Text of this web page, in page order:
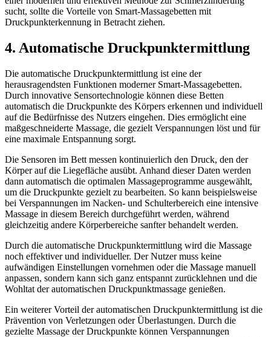
sucht, sollte die Vorteile von Smart-Massagebetten mit
Druckpunkterkennung in Betracht ziehen.
4. Automatische Druckpunktermittlung
Die automatische Druckpunktermittlung ist eine der
herausragendsten Funktionen moderner Smart-Massagebetten.
Durch innovative Sensortechnologie können diese Betten
automatisch die Druckpunkte des Körpers erkennen und individuell
auf die Bedürfnisse des Nutzers eingehen. Dies ermöglicht eine
maßgeschneiderte Massage, die gezielt Verspannungen löst und für
eine maximale Entspannung sorgt.
Die Sensoren im Bett messen kontinuierlich den Druck, den der
Körper auf die Liegefläche ausübt. Anhand dieser Daten werden
dann automatisch die optimalen Massageprogramme ausgewählt,
um die Druckpunkte gezielt zu bearbeiten. So kann beispielsweise
bei Verspannungen im Nacken- und Schulterbereich eine intensive
Massage in diesem Bereich durchgeführt werden, während
gleichzeitig andere Körperbereiche sanfter behandelt werden.
Durch die automatische Druckpunktermittlung wird die Massage
noch effektiver und individueller. Der Nutzer muss keine
aufwändigen Einstellungen vornehmen oder die Massage manuell
anpassen, sondern kann sich ganz entspannt zurücklehnen und die
Wohltat der automatischen Druckpunktmassage genießen.
Ein weiterer Vorteil der automatischen Druckpunktermittlung ist die
Prävention von Verletzungen oder Überlastungen. Durch die
gezielte Massage der Druckpunkte können Verspannungen